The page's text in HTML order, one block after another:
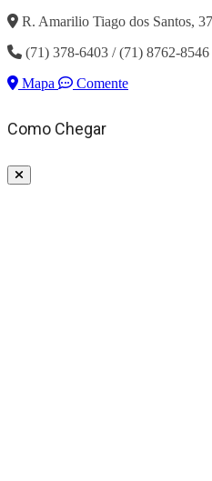
R. Amarilio Tiago dos Santos,
(71) 378-6403 / (71) 8762-8546
Mapa
Comente
Como Chegar